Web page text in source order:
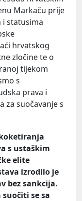
Markaču prije
i statusima
hrvatskog
zločine te o
tijekom
s
prava i
za suočavanje s
s ustaškim
elite
izrodilo je
bez sankcija.
se sa